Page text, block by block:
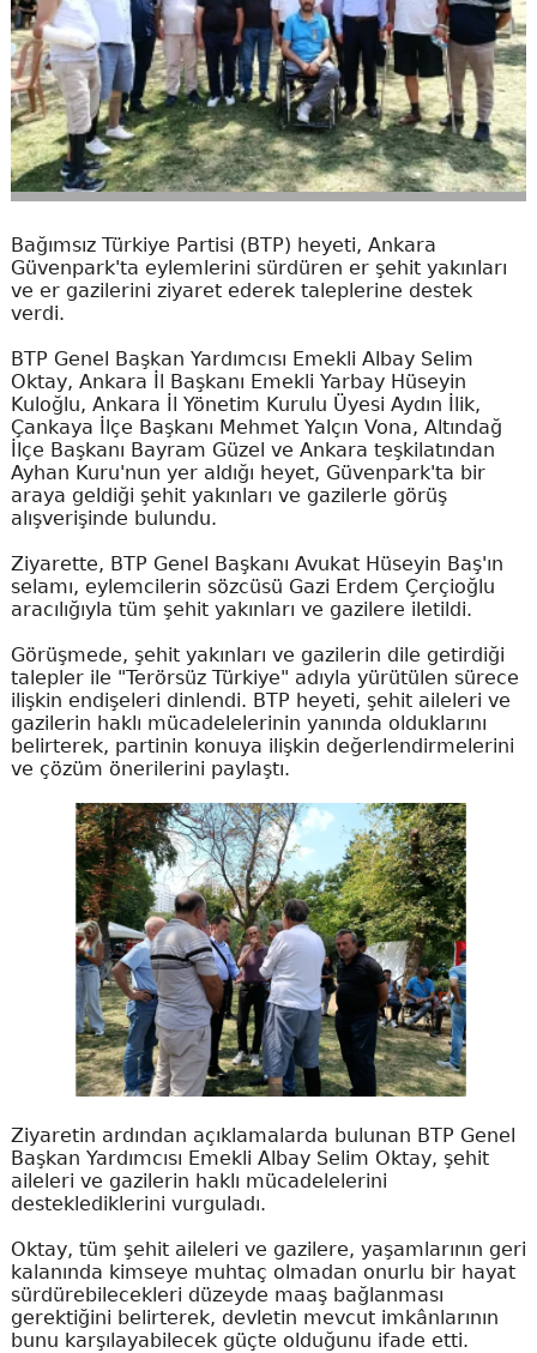
Bağımsız Türkiye Partisi (BTP) heyeti, Ankara
Güvenpark'ta eylemlerini sürdüren er şehit yakınları
ve er gazilerini ziyaret ederek taleplerine destek
verdi.
BTP Genel Başkan Yardımcısı Emekli Albay Selim
Oktay, Ankara İl Başkanı Emekli Yarbay Hüseyin
Kuloğlu, Ankara İl Yönetim Kurulu Üyesi Aydın İlik,
Çankaya İlçe Başkanı Mehmet Yalçın Vona, Altındağ
İlçe Başkanı Bayram Güzel ve Ankara teşkilatından
Ayhan Kuru'nun yer aldığı heyet, Güvenpark'ta bir
araya geldiği şehit yakınları ve gazilerle görüş
alışverişinde bulundu.
Ziyarette, BTP Genel Başkanı Avukat Hüseyin Baş'ın
selamı, eylemcilerin sözcüsü Gazi Erdem Çerçioğlu
aracılığıyla tüm şehit yakınları ve gazilere iletildi.
Görüşmede, şehit yakınları ve gazilerin dile getirdiği
talepler ile "Terörsüz Türkiye" adıyla yürütülen sürece
ilişkin endişeleri dinlendi. BTP heyeti, şehit aileleri ve
gazilerin haklı mücadelelerinin yanında olduklarını
belirterek, partinin konuya ilişkin değerlendirmelerini
ve çözüm önerilerini paylaştı.
Ziyaretin ardından açıklamalarda bulunan BTP Genel
Başkan Yardımcısı Emekli Albay Selim Oktay, şehit
aileleri ve gazilerin haklı mücadelelerini
desteklediklerini vurguladı.
Oktay, tüm şehit aileleri ve gazilere, yaşamlarının geri
kalanında kimseye muhtaç olmadan onurlu bir hayat
sürdürebilecekleri düzeyde maaş bağlanması
gerektiğini belirterek, devletin mevcut imkânlarının
bunu karşılayabilecek güçte olduğunu ifade etti.